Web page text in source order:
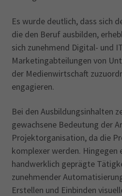
Es wurde deutlich, dass sich
die den Beruf ausbilden,
sich zunehmend Digital- und
Marketingabteilungen von
der Medienwirtschaft
engagieren.
Bei den Ausbildungsinhalten
gewachsene Bedeutung der
Projektorganisation, da die
komplexer werden. Hingegen
handwerklich geprägte
zunehmender
Erstellen und Einbinden